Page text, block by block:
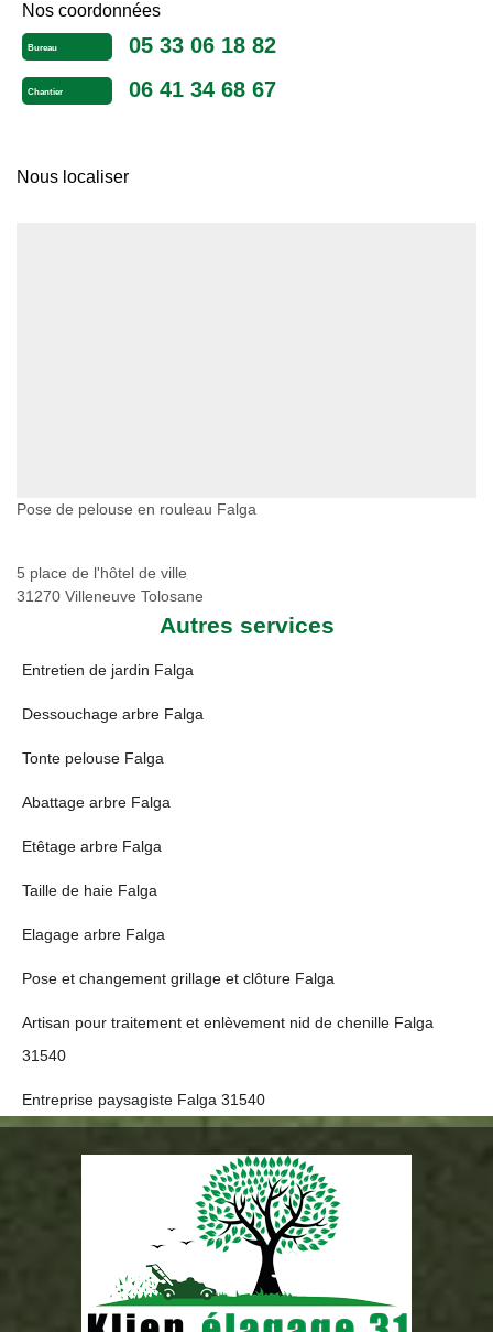
Nos coordonnées
Bureau 05 33 06 18 82
Chantier 06 41 34 68 67
Nous localiser
Pose de pelouse en rouleau Falga
5 place de l'hôtel de ville
31270 Villeneuve Tolosane
Autres services
Entretien de jardin Falga
Dessouchage arbre Falga
Tonte pelouse Falga
Abattage arbre Falga
Etêtage arbre Falga
Taille de haie Falga
Elagage arbre Falga
Pose et changement grillage et clôture Falga
Artisan pour traitement et enlèvement nid de chenille Falga
31540
Entreprise paysagiste Falga 31540